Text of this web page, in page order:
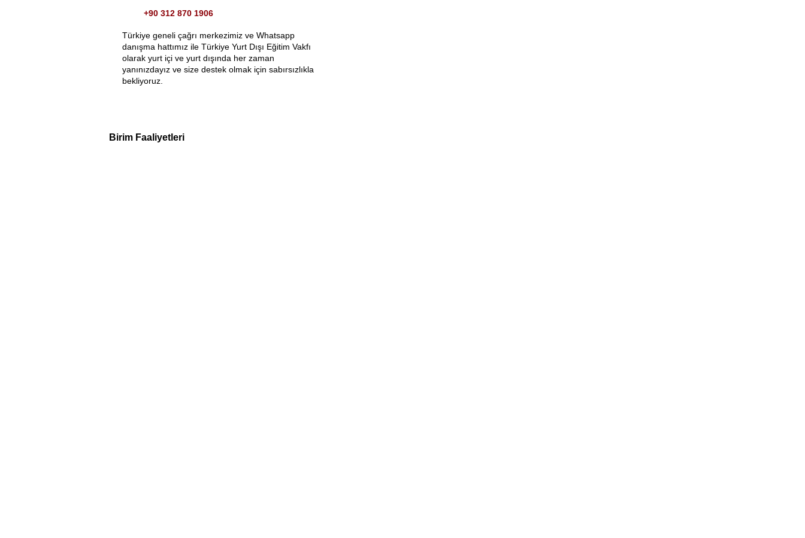
+90 312 870 1906
Türkiye geneli çağrı merkezimiz ve Whatsapp
danışma hattımız ile Türkiye Yurt Dışı Eğitim Vakfı
olarak yurt içi ve yurt dışında her zaman
yanınızdayız ve size destek olmak için sabırsızlıkla
bekliyoruz.
Birim Faaliyetleri